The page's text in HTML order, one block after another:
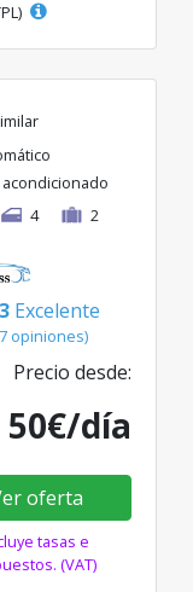
4 2
Excelente
opiniones)
Precio desde:
50€/día
oferta
tasas e
(VAT)